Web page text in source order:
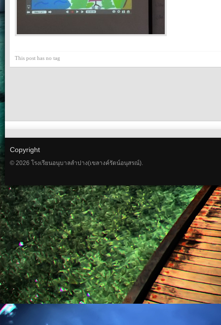
This post has no tag
Copyright
© 2026 โรงเรียนอนุบาลลำปาง(เขลางค์รัตน์อนุสรณ์).